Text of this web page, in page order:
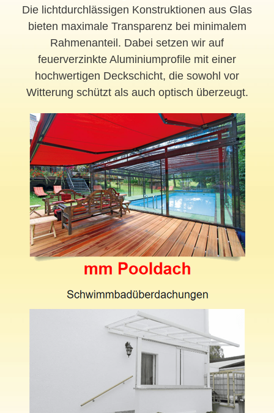
Die lichtdurchlässigen Konstruktionen aus Glas
bieten maximale Transparenz bei minimalem
Rahmenanteil. Dabei setzen wir auf
feuerverzinkte Aluminiumprofile mit einer
hochwertigen Deckschicht, die sowohl vor
Witterung schützt als auch optisch überzeugt.